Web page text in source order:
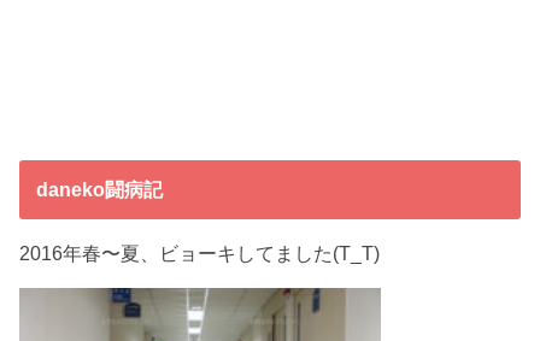
daneko闘病記
2016年春〜夏、ビョーキしてました(T_T)